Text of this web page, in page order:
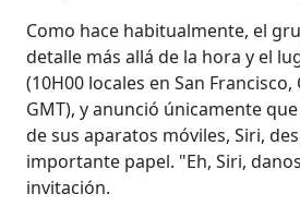
Como hace habitualmente, el
detalle más allá de la hora y el
(10H00 locales en San
GMT), y anunció únicamente
de sus aparatos móviles, Siri,
importante papel. "Eh, Siri,
invitación.